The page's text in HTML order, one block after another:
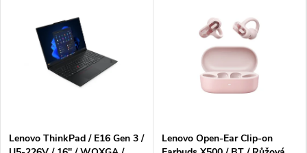
Lenovo ThinkPad / E16 Gen 3 /
Lenovo Open-Ear Clip-on